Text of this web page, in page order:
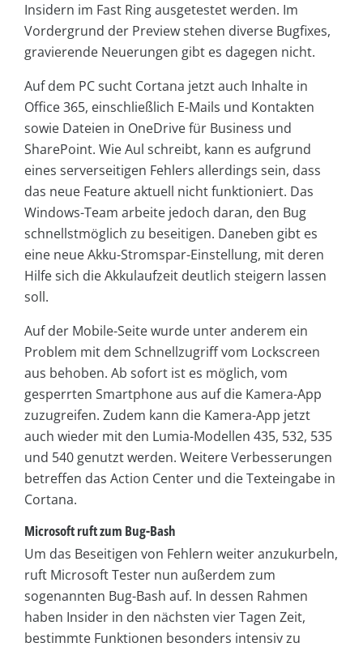
Insidern im Fast Ring ausgetestet werden. Im
Vordergrund der Preview stehen diverse Bugfixes,
gravierende Neuerungen gibt es dagegen nicht.
Auf dem PC sucht Cortana jetzt auch Inhalte in
Office 365, einschließlich E-Mails und Kontakten
sowie Dateien in OneDrive für Business und
SharePoint. Wie Aul schreibt, kann es aufgrund
eines serverseitigen Fehlers allerdings sein, dass
das neue Feature aktuell nicht funktioniert. Das
Windows-Team arbeite jedoch daran, den Bug
schnellstmöglich zu beseitigen. Daneben gibt es
eine neue Akku-Stromspar-Einstellung, mit deren
Hilfe sich die Akkulaufzeit deutlich steigern lassen
soll.
Auf der Mobile-Seite wurde unter anderem ein
Problem mit dem Schnellzugriff vom Lockscreen
aus behoben. Ab sofort ist es möglich, vom
gesperrten Smartphone aus auf die Kamera-App
zuzugreifen. Zudem kann die Kamera-App jetzt
auch wieder mit den Lumia-Modellen 435, 532, 535
und 540 genutzt werden. Weitere Verbesserungen
betreffen das Action Center und die Texteingabe in
Cortana.
Microsoft ruft zum Bug-Bash
Um das Beseitigen von Fehlern weiter anzukurbeln,
ruft Microsoft Tester nun außerdem zum
sogenannten Bug-Bash auf. In dessen Rahmen
haben Insider in den nächsten vier Tagen Zeit,
bestimmte Funktionen besonders intensiv zu